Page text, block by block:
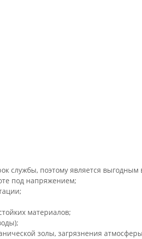
службы, поэтому является
под напряжением;
материалов;
золы, загрязнения